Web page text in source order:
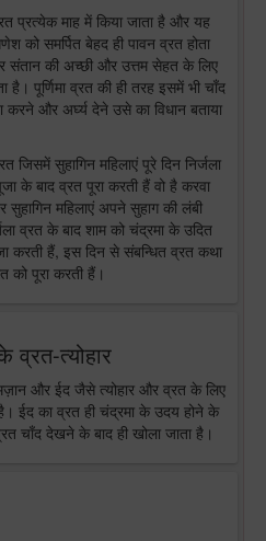
प्रत्येक माह में किया जाता है और यह
को समर्पित बेहद ही पावन व्रत होता
संतान की अच्छी और उत्तम सेहत के लिए
है। पूर्णिमा व्रत की ही तरह इसमें भी चाँद
और अर्घ्य देने उसे का विधान बताया
जिसमें सुहागिन महिलाएं पूरे दिन निर्जला
के बाद व्रत पूरा करती हैं वो है करवा
महिलाएं अपने सुहाग की लंबी
व्रत के बाद शाम को चंद्रमा के उदित
करती हैं, इस दिन से संबन्धित व्रत कथा
पूरा करती हैं।
त्योहार
और ईद जैसे त्योहार और व्रत के लिए
ईद का व्रत ही चंद्रमा के उदय होने के
चाँद देखने के बाद ही खोला जाता है।